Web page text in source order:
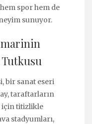
spor hem de
sunuyor.
Tutkusu
bir sanat eseri
taraftarların
için titizlikle
stadyumları,